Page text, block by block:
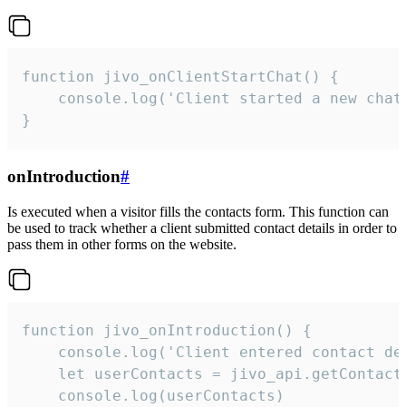
function jivo_onClientStartChat() {
console.log('Client started a new
}
onIntroduction#
Is executed when a visitor fills the contacts form. This function can
be used to track whether a client submitted contact details in order to
pass them in other forms on the website.
function jivo_onIntroduction() {
console.log('Client entered contact
let userContacts =
    console.log(userContacts)